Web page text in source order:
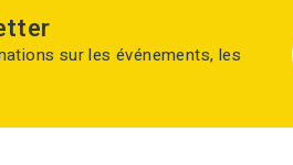
sur les événements, les